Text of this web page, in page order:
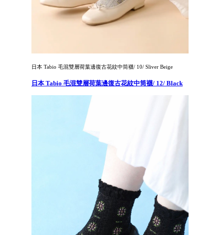
日本 Tabio 毛混雙層荷葉邊復古花紋中筒襪/ 10/ Sliver Beige
日本 Tabio 毛混雙層荷葉邊復古花紋中筒襪/ 12/ Black